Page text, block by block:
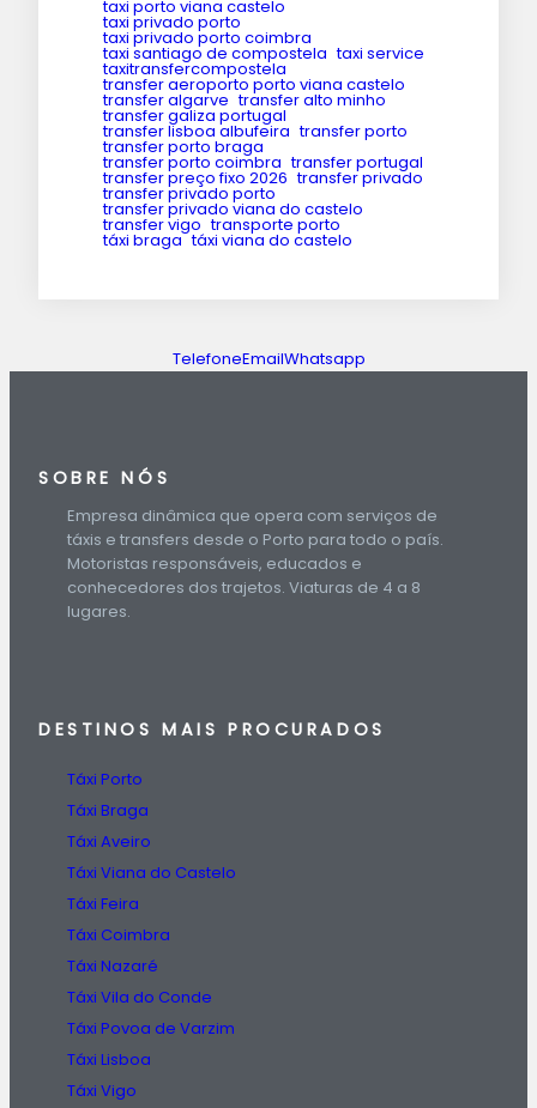
taxi porto viana castelo
taxi privado porto
taxi privado porto coimbra
taxi santiago de compostela taxi service
taxitransfercompostela
transfer aeroporto porto viana castelo
transfer algarve transfer alto minho
transfer galiza portugal
transfer lisboa albufeira transfer porto
transfer porto braga
transfer porto coimbra transfer portugal
transfer preço fixo 2026 transfer privado
transfer privado porto
transfer privado viana do castelo
transfer vigo transporte porto
táxi braga táxi viana do castelo
TelefoneEmailWhatsapp
SOBRE NÓS
Empresa dinâmica que opera com serviços de
táxis e transfers desde o Porto para todo o país.
Motoristas responsáveis, educados e
conhecedores dos trajetos. Viaturas de 4 a 8
lugares.
DESTINOS MAIS PROCURADOS
Táxi Porto
Táxi Braga
Táxi Aveiro
Táxi Viana do Castelo
Táxi Feira
Táxi Coimbra
Táxi Nazaré
Táxi Vila do Conde
Táxi Povoa de Varzim
Táxi Lisboa
Táxi Vigo